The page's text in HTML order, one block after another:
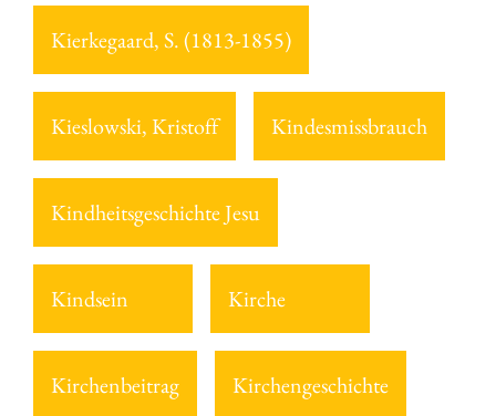
Kierkegaard, S. (1813-1855)
Kieslowski, Kristoff Kindesmissbrauch
Kindheitsgeschichte Jesu
Kindsein Kirche
Kirchenbeitrag Kirchengeschichte